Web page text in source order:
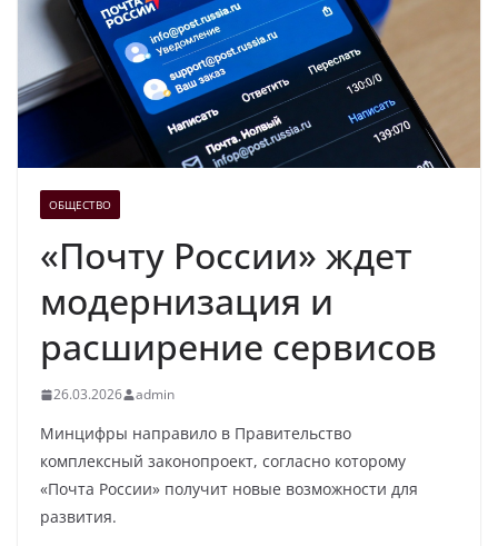
ОБЩЕСТВО
«Почту России» ждет
модернизация и
расширение сервисов
26.03.2026 admin
Минцифры направило в Правительство
комплексный законопроект, согласно которому
«Почта России» получит новые возможности для
развития.